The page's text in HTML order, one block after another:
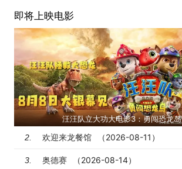
即将上映电影
汪汪队立大功大电影3：勇闯恐龙岛
2.
欢迎来龙餐馆 （2026-08-11）
3. 奥德赛 （2026-08-14）